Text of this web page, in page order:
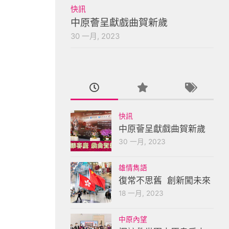
快訊
中原薈呈獻戲曲賀新歲
30 一月, 2023
快訊
中原薈呈獻戲曲賀新歲
30 一月, 2023
雄情雋語
復常不思舊 創新闖未來
18 一月, 2023
中原內望